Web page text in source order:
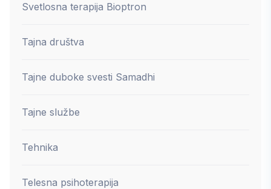
Svetlosna terapija Bioptron
Tajna društva
Tajne duboke svesti Samadhi
Tajne službe
Tehnika
Telesna psihoterapija